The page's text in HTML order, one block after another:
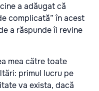
a adăugat că
complicată” în acest
a răspunde îi revine
mea către toate
primul lucru pe
va exista, dacă